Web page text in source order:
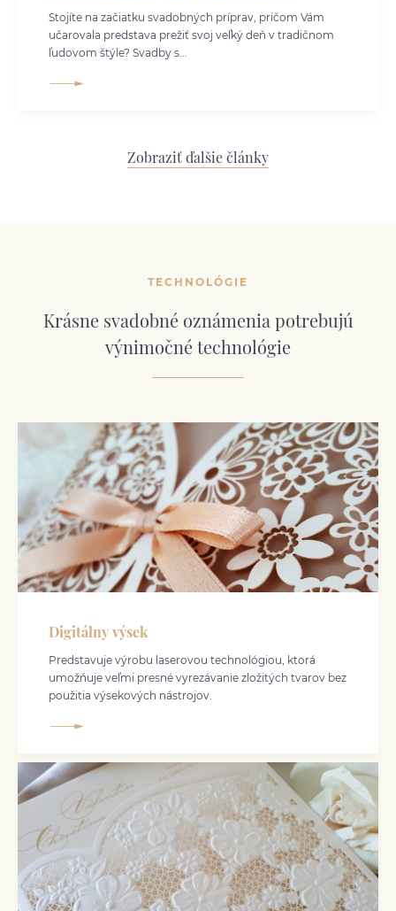
Stojíte na začiatku svadobných príprav, pričom Vám
učarovala predstava prežiť svoj veľký deň v tradičnom
ľudovom štýle? Svadby s...
Zobraziť ďalšie články
TECHNOLÓGIE
Krásne svadobné oznámenia potrebujú
výnimočné technológie
Digitálny výsek
Predstavuje výrobu laserovou technológiou, ktorá
umožňuje veľmi presné vyrezávanie zložitých tvarov bez
použitia výsekových nástrojov.